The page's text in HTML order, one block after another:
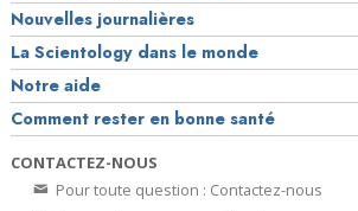
Nouvelles journalières
La Scientology dans le monde
Notre aide
Comment rester en bonne santé
CONTACTEZ-NOUS
Pour toute question : Contactez-nous